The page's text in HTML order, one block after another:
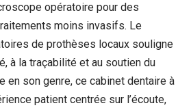
opératoire pour des
moins invasifs. Le
de prothèses locaux souligne
à la traçabilité et au soutien du
en son genre, ce cabinet dentaire à
patient centrée sur l’écoute,